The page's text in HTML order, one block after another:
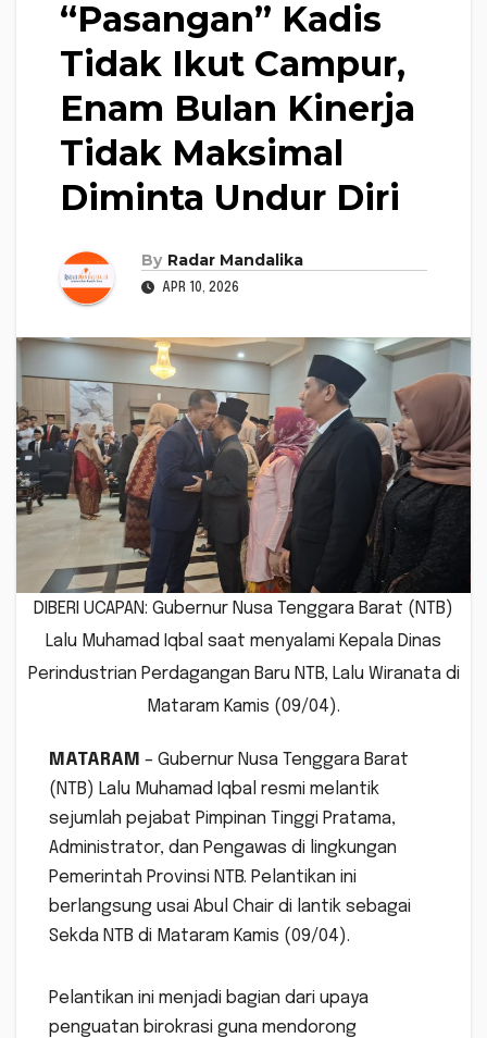
“Pasangan” Kadis
Tidak Ikut Campur,
Enam Bulan Kinerja
Tidak Maksimal
Diminta Undur Diri
By Radar Mandalika
APR 10, 2026
DIBERI UCAPAN: Gubernur Nusa Tenggara Barat (NTB)
Lalu Muhamad Iqbal saat menyalami Kepala Dinas
Perindustrian Perdagangan Baru NTB, Lalu Wiranata di
Mataram Kamis (09/04).
MATARAM – Gubernur Nusa Tenggara Barat
(NTB) Lalu Muhamad Iqbal resmi melantik
sejumlah pejabat Pimpinan Tinggi Pratama,
Administrator, dan Pengawas di lingkungan
Pemerintah Provinsi NTB. Pelantikan ini
berlangsung usai Abul Chair di lantik sebagai
Sekda NTB di Mataram Kamis (09/04).
Pelantikan ini menjadi bagian dari upaya
penguatan birokrasi guna mendorong